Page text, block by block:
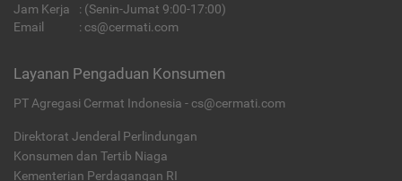
Jam Kerja
: (Senin-Jumat 9:00-17:00)
Email
: cs@cermati.com
Layanan Pengaduan Konsumen
PT Agregasi Cermat Indonesia - cs@cermati.com
Direktorat Jenderal Perlindungan
Konsumen dan Tertib Niaga
Kementerian Perdagangan RI